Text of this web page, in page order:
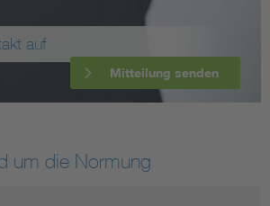
auf
Mitteilung senden
um die Normung